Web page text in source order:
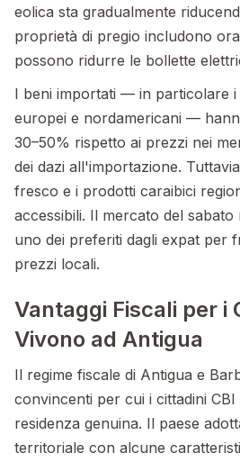
eolica sta gradualmente
proprietà di pregio includono
possono ridurre le bollette
I beni importati — in particolare i
europei e nordamericani —
30–50% rispetto ai prezzi nei
dei dazi all'importazione.
fresco e i prodotti caraibici
accessibili. Il mercato del
uno dei preferiti dagli expat per
prezzi locali.
Vantaggi Fiscali per i
Vivono ad Antigua
Il regime fiscale di Antigua e
convincenti per cui i cittadini
residenza genuina. Il paese
territoriale con alcune